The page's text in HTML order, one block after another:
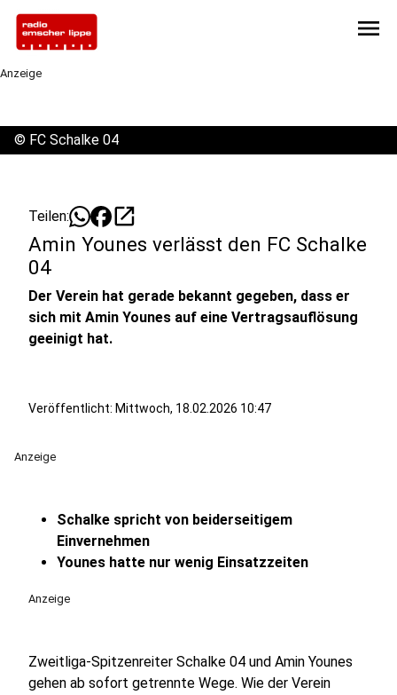
menu
Anzeige
© FC Schalke 04
Teilen: open_in_new
Amin Younes verlässt den FC Schalke
04
Der Verein hat gerade bekannt gegeben, dass er
sich mit Amin Younes auf eine Vertragsauflösung
geeinigt hat.
Veröffentlicht: Mittwoch, 18.02.2026 10:47
Anzeige
Schalke spricht von beiderseitigem
Einvernehmen
Younes hatte nur wenig Einsatzzeiten
Anzeige
Zweitliga-Spitzenreiter Schalke 04 und Amin Younes
gehen ab sofort getrennte Wege. Wie der Verein